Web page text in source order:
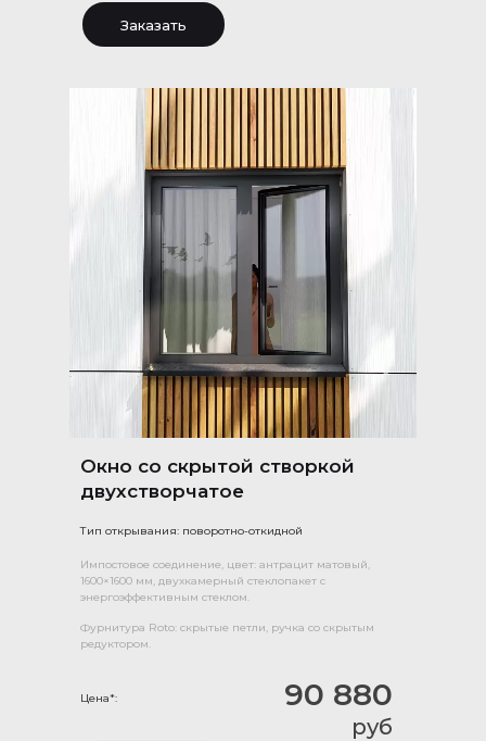
Окно со скрытой створкой
двухстворчатое
Тип открывания: поворотно-откидной
Цена*:
Импостовое соединение, цвет: антрацит матовый,
1600×1600 мм, двухкамерный стеклопакет с
энергоэффективным стеклом.
Фурнитура Roto: скрытые петли, ручка со скрытым
редуктором.
90 880
руб
Заказать